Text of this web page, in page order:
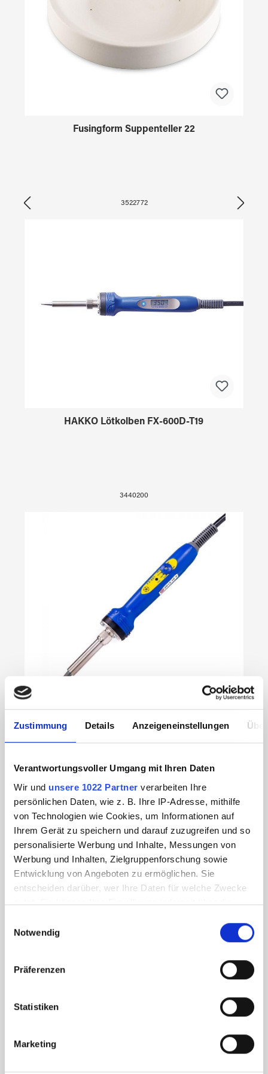
Zustimmung Details Anzeigeneinstellungen
Verantwortungsvoller Umgang mit Ihren Daten
Wir und unsere 1022 Partner verarbeiten Ihre
persönlichen Daten, wie z. B. Ihre IP-Adresse, mithilfe
von Technologien wie Cookies, um Informationen auf
Ihrem Gerät zu speichern und darauf zuzugreifen und so
personalisierte Werbung und Inhalte, Messungen von
Werbung und Inhalten, Zielgruppenforschung sowie
Entwicklung von Angeboten zu ermöglichen. Sie
entscheiden darüber, wer Ihre Daten für welche Zwecke
nutzt. Sie können Ihre Einwilligung jederzeit über die
Trigger Symbol ändern oder widerrufen
Informationen über Ihre geografische Lage
können
bestimmten Merkmalen (Fingerprinting) identifizieren
Erfahren Sie mehr darüber, wie Ihre persönlichen Daten
Notwendig
Präferenzen
Statistiken
Marketing
Fusingform Suppenteller 22
3522772
HAKKO Lötkolben FX-600D-T19
3440200
HAKKO Lötkolben FX-601
3440000